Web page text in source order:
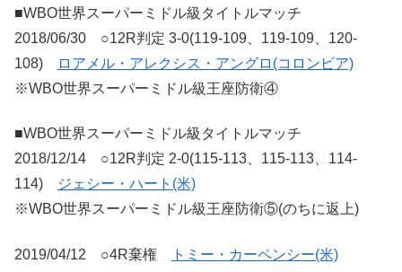
■WBO世界スーパーミドル級タイトルマッチ
2018/06/30 ○12R判定 3-0(119-109、119-109、120-
108)
ロアメル・アレクシス・アングロ(コロンビア)
※WBO世界スーパーミドル級王座防衛④
■WBO世界スーパーミドル級タイトルマッチ
2018/12/14 ○12R判定 2-0(115-113、115-113、114-
114)
ジェシー・ハート(米)
※WBO世界スーパーミドル級王座防衛⑤(のちに返上)
2019/04/12 ○4R棄権 トミー・カーペンシー(米)